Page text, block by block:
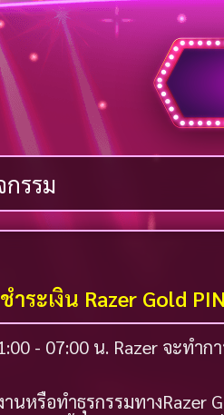
กรรม
ระเงิน Razer Gold
- 07:00 น. Razer จะทำก
นหรือทำธุรกรรมทางRazer